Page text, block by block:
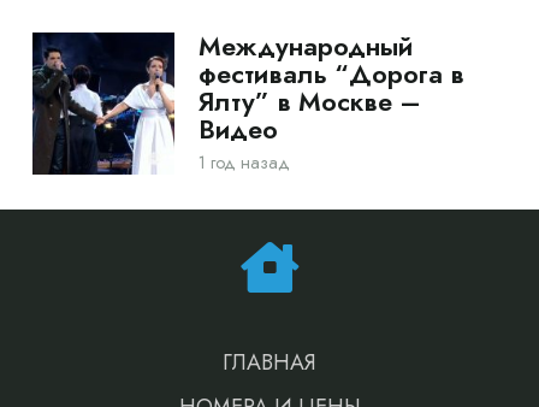
Международный
фестиваль “Дорога в
Ялту” в Москве –
Видео
1 год назад
ГЛАВНАЯ